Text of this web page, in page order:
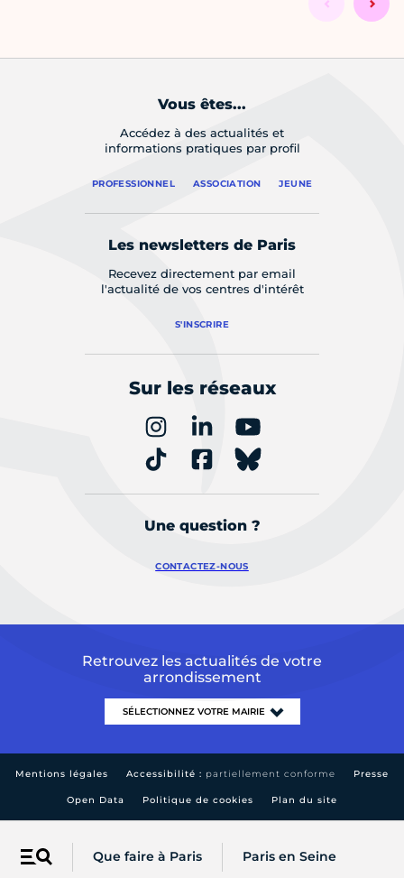
Menu Que faire à Paris Paris en Seine
Vous êtes...
Accédez à des actualités et
informations pratiques par profil
PROFESSIONNEL ASSOCIATION JEUNE
Les newsletters de Paris
Recevez directement par email
l'actualité de vos centres d'intérêt
S'INSCRIRE
Sur les réseaux
Une question ?
CONTACTEZ-NOUS
Retrouvez les actualités de votre
arrondissement
Mentions légales Accessibilité : partiellement conforme Presse
Open Data Politique de cookies Plan du site